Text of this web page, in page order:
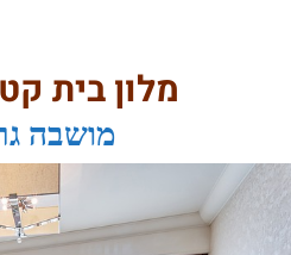
מלון בית
מושבה